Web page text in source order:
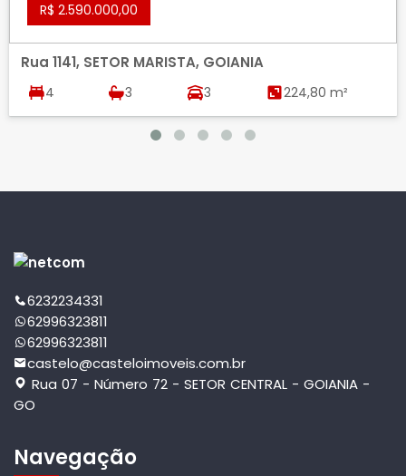
R$ 2.590.000,00
Rua 1141, SETOR MARISTA, GOIANIA
4 3 3 224,80 m²
6232234331
62996323811
62996323811
castelo@casteloimoveis.com.br
Rua 07 - Número 72 - SETOR CENTRAL - GOIANIA -
GO
Navegação